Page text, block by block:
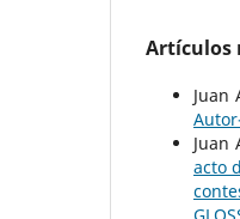
Artículos
Juan
Juan
acto